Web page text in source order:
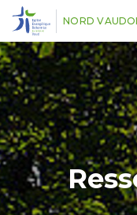
NORD
Panneau de gestion